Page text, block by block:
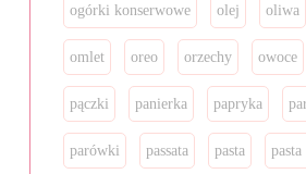
ogórki konserwowe olej oliwa
omlet oreo orzechy owoce
pączki panierka papryka
parówki passata pasta